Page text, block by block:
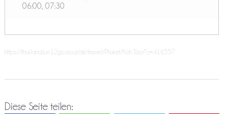
06:00, 07:30
https://thailandsun.12go.asia/de/travel/Phuket/Koh Tao/?z=416557
Diese Seite teilen: